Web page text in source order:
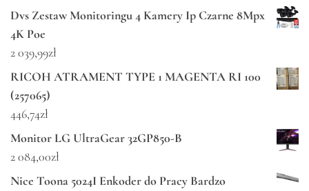
Dvs Zestaw Monitoringu 4 Kamery Ip Czarne 8Mpx
4K Poe
2 039,99zł
RICOH ATRAMENT TYPE 1 MAGENTA RI 100
(257065)
446,74zł
Monitor LG UltraGear 32GP850-B
2 084,00zł
Nice Toona 5024I Enkoder do Pracy Bardzo